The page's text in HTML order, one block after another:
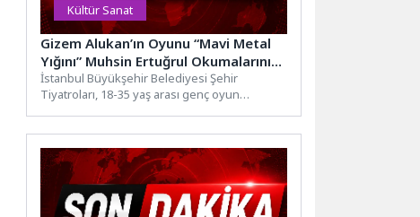
Kültür Sanat
Gizem Alukan’ın Oyunu “Mavi Metal
Yığını” Muhsin Ertuğrul Okumalarının
Son Konuğu Oldu
İstanbul Büyükşehir Belediyesi Şehir
Tiyatroları, 18-35 yaş arası genç oyun